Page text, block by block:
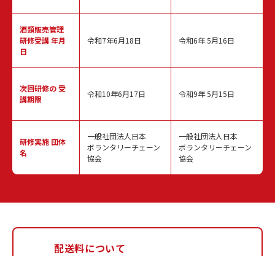
酒類販売管理
研修受講 年月
日
次回研修の受
講期限
研修実施 団体
名
令和7年6月18日
令和10年6月17日
一般社団法人日本
ボランタリーチェーン
協会
令和6年 5月16日
令和9年 5月15日
一般社団法人日本
ボランタリーチェーン
協会
配送料について